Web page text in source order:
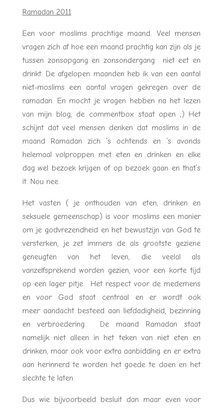
Ramadan 2011
Een voor moslims prachtige maand. Veel mensen
vragen zich af hoe een maand prachtig kan zijn als je
tussen zonsopgang en zonsondergang niet eet en
drinkt. De afgelopen maanden heb ik van een aantal
niet-moslims een aantal vragen gekregen over de
ramadan. En mocht je vragen hebben na het lezen
van mijn blog, de commentbox staat open ;) Het
schijnt dat veel mensen denken dat moslims in de
maand Ramadan zich ‘s ochtends en ‘s avonds
helemaal volproppen met eten en drinken en elke
dag wel bezoek krijgen of op bezoek gaan en that’s
it. Nou nee.
Het vasten ( je onthouden van eten, drinken en
seksuele gemeenschap) is voor moslims een manier
om je godvrezendheid en het bewustzijn van God te
versterken, je zet immers de als grootste geziene
geneugten van het leven, die veelal als
vanzelfsprekend worden gezien, voor een korte tijd
op een lager pitje. Het respect voor de medemens
en voor God staat centraal en er wordt ook
meer aandacht besteed aan liefdadigheid, bezinning
en verbroedering. De maand Ramadan staat
namelijk niet alleen in het teken van niet eten en
drinken, maar ook voor extra aanbidding en er extra
aan herinnerd te worden het goede te doen en het
slechte te laten.
Dus wie bijvoorbeeld besluit dan maar even voor